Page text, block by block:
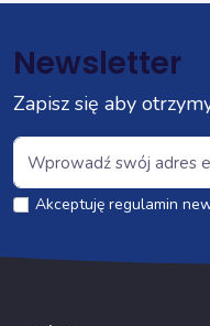
Newsletter
Zapisz się aby
Akceptuję regulamin